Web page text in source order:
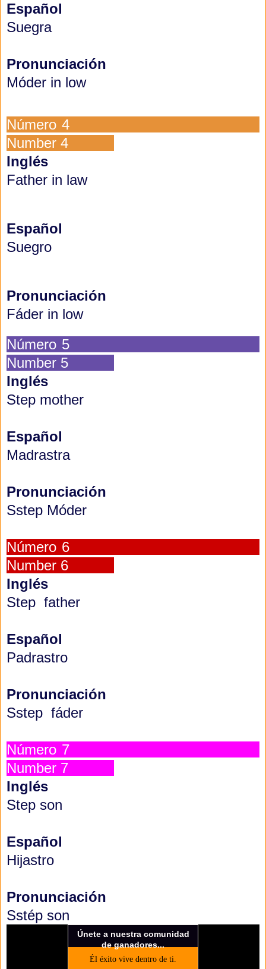
Español
Suegra
Pronunciación
Móder in low
Número 4
Number 4
Inglés
Father in law
Español
Suegro
Pronunciación
Fáder in low
Número 5
Number 5
Inglés
Step mother
Español
Madrastra
Pronunciación
Sstep Móder
Número 6
Number 6
Inglés
Step father
Español
Padrastro
Pronunciación
Sstep fáder
Número 7
Number 7
Inglés
Step son
Español
Hijastro
Pronunciación
Sstép son
Únete a nuestra comunidad
de ganadores...
Él éxito vive dentro de ti.